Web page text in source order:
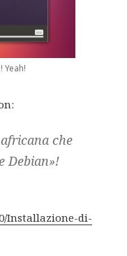
Yeah!
che
Debian»!
Installazione-di-